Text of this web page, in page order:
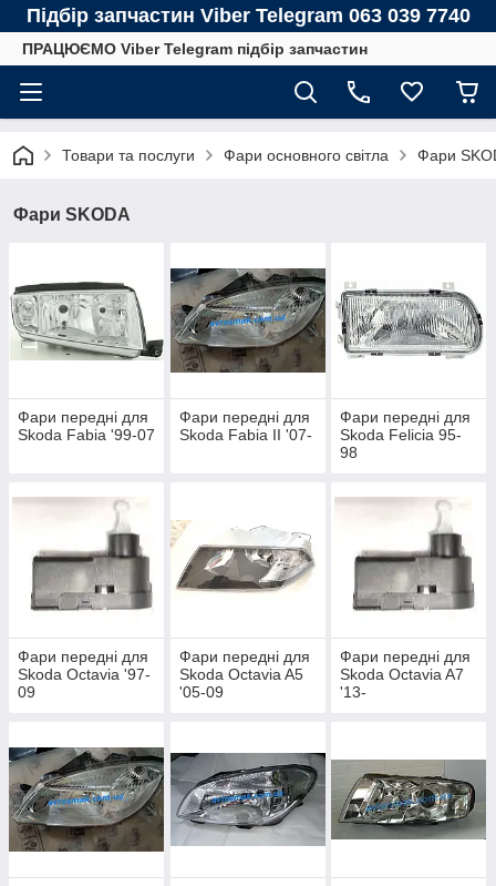
Підбір запчастин Viber Telegram 063 039 7740
ПРАЦЮЄМО Viber Telegram підбір запчастин
Товари та послуги Фари основного світла Фари
Фари SKODA
Фари передні для
Skoda Fabia '99-07
Фари передні для
Skoda Fabia II '07-
Фари передні для
Skoda Felicia 95-
98
Фари передні для
Skoda Octavia '97-
09
Фари передні для
Skoda Octavia A5
'05-09
Фари передні для
Skoda Octavia A7
'13-